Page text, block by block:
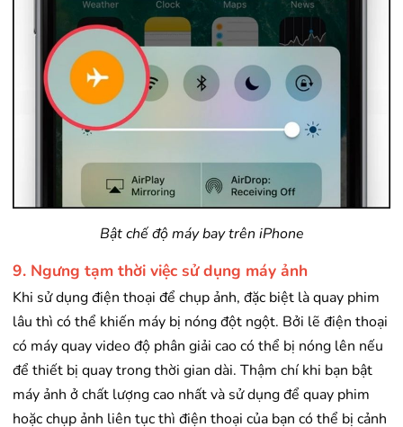
Bật chế độ máy bay trên iPhone
9. Ngưng tạm thời việc sử dụng máy ảnh
Khi sử dụng điện thoại để chụp ảnh, đặc biệt là quay phim
lâu thì có thể khiến máy bị nóng đột ngột. Bởi lẽ điện thoại
có máy quay video độ phân giải cao có thể bị nóng lên nếu
để thiết bị quay trong thời gian dài. Thậm chí khi bạn bật
máy ảnh ở chất lượng cao nhất và sử dụng để quay phim
hoặc chụp ảnh liên tục thì điện thoại của bạn có thể bị cảnh